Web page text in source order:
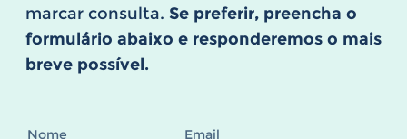
marcar consulta. Se preferir, preencha o
formulário abaixo e responderemos o mais
breve possível.